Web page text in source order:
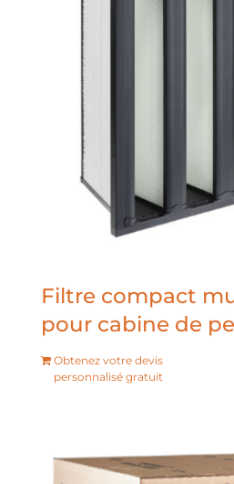
Filtre compact
pour cabine de
Obtenez votre devis
personnalisé gratuit